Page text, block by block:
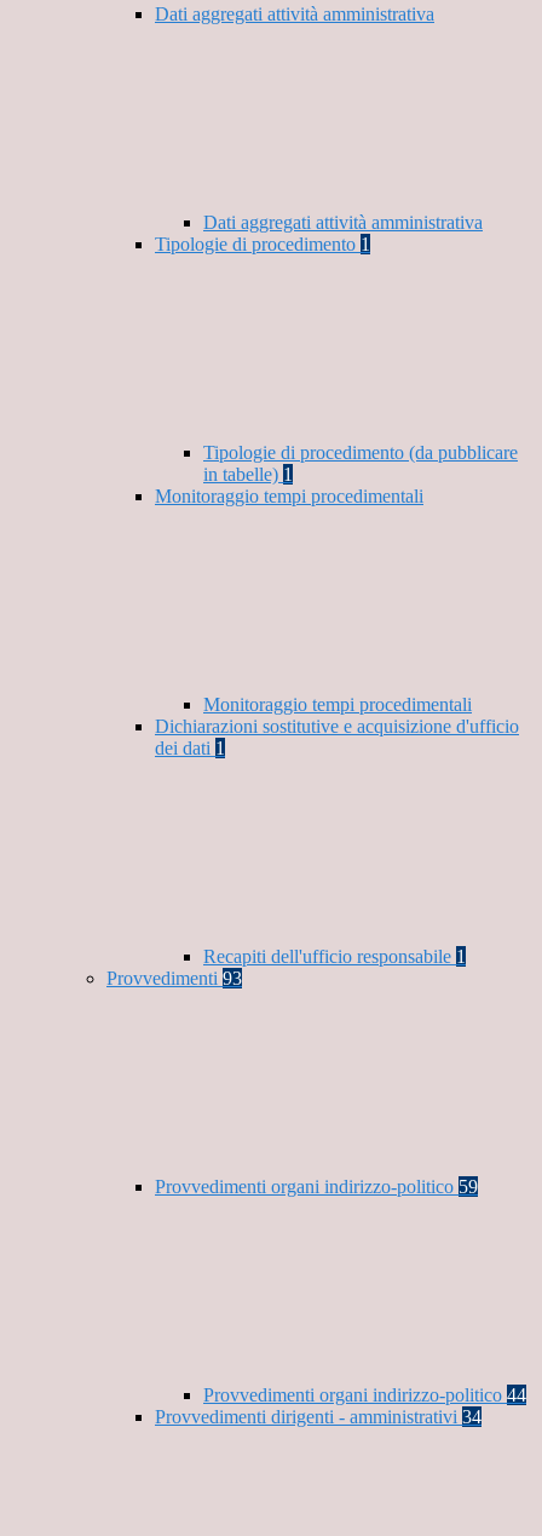
Dati aggregati attività amministrativa
Dati aggregati attività amministrativa
Tipologie di procedimento 1
Tipologie di procedimento (da pubblicare
in tabelle) 1
Monitoraggio tempi procedimentali
Monitoraggio tempi procedimentali
Dichiarazioni sostitutive e acquisizione d'ufficio
dei dati 1
Recapiti dell'ufficio responsabile 1
Provvedimenti 93
Provvedimenti organi indirizzo-politico 59
Provvedimenti organi indirizzo-politico 44
Provvedimenti dirigenti - amministrativi 34